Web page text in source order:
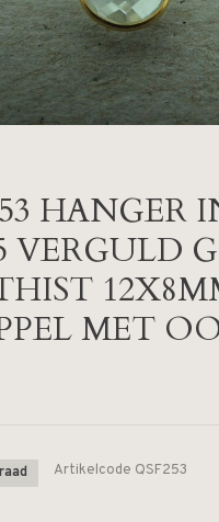
HANGER
VERGULD
MET
Artikelcode QSF253